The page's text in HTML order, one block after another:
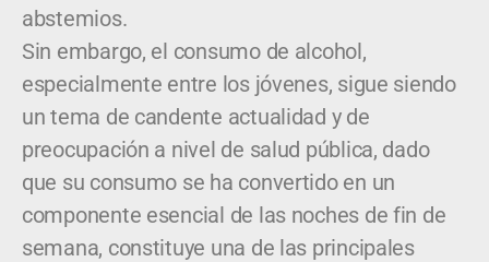
abstemios.
Sin embargo, el consumo de alcohol,
especialmente entre los jóvenes, sigue siendo
un tema de candente actualidad y de
preocupación a nivel de salud pública, dado
que su consumo se ha convertido en un
componente esencial de las noches de fin de
semana, constituye una de las principales